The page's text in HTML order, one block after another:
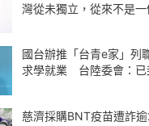
灣從未獨立，從來不是一
國台辦推「台青e家」列
求學就業 台陸委會：已
慈濟採購BNT疫苗遭詐